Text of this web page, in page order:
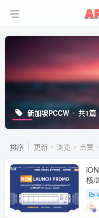
新加坡PCCW 共1篇
排序 更新 浏览 点赞
核/
宝